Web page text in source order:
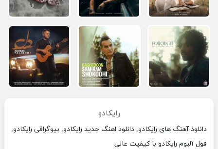
رایکادو
دانلود آهنگ های رایکادو, دانلود اهنگ جدید رایکادو, بیوگرافی رایکادو,
فول آلبوم رایکادو با کیفیت عالی